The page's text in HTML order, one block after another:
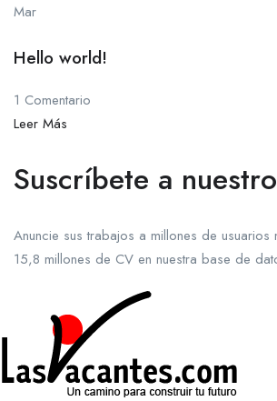
Mar
Hello world!
1 Comentario
Leer Más
Suscríbete a
Anuncie sus trabajos a millones de usuarios
15,8 millones de CV en nuestra base de